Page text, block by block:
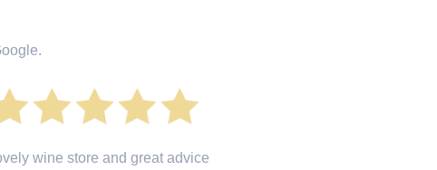
wine store and great advice